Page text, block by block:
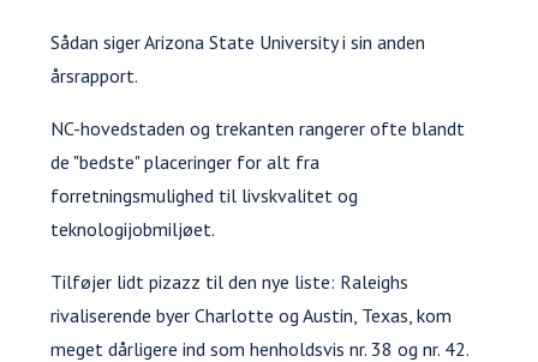
Sådan siger Arizona State University i sin anden
årsrapport.
NC-hovedstaden og trekanten rangerer ofte blandt
de "bedste" placeringer for alt fra
forretningsmulighed til livskvalitet og
teknologijobmiljøet.
Tilføjer lidt pizazz til den nye liste: Raleighs
rivaliserende byer Charlotte og Austin, Texas, kom
meget dårligere ind som henholdsvis nr. 38 og nr. 42.